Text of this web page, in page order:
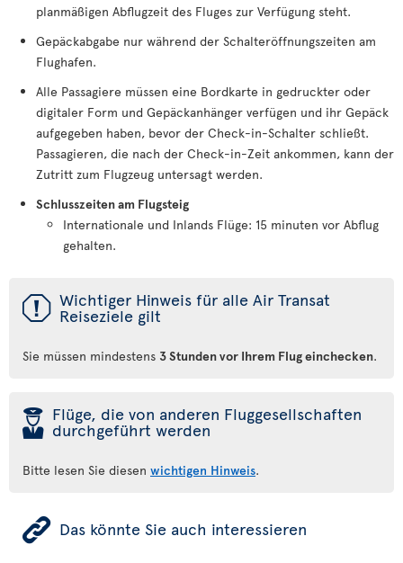
planmäßigen Abflugzeit des Fluges zur Verfügung steht.
Gepäckabgabe nur während der Schalteröffnungszeiten am
Flughafen.
Alle Passagiere müssen eine Bordkarte in gedruckter oder
digitaler Form und Gepäckanhänger verfügen und ihr Gepäck
aufgegeben haben, bevor der Check-in-Schalter schließt.
Passagieren, die nach der Check-in-Zeit ankommen, kann der
Zutritt zum Flugzeug untersagt werden.
Schlusszeiten am Flugsteig
Internationale und Inlands Flüge: 15 minuten vor Abflug
gehalten.
ü Wichtiger Hinweis für alle Air Transat
Reiseziele gilt
Sie müssen mindestens 3 Stunden vor Ihrem Flug einchecken.
þ Flüge, die von anderen Fluggesellschaften
durchgeführt werden
Bitte lesen Sie diesen wichtigen Hinweis.
ÿ Das könnte Sie auch interessieren